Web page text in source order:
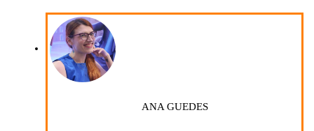
ANA GUEDES